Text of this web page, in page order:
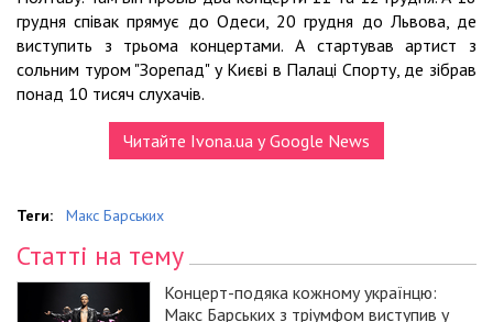
грудня співак прямує до Одеси, 20 грудня до Львова, де
виступить з трьома концертами. А стартував артист з
сольним туром "Зорепад" у Києві в Палаці Спорту, де зібрав
понад 10 тисяч слухачів.
Читайте Ivona.ua у Google News
Теги: Макс Барських
Статті на тему
Концерт-подяка кожному українцю:
Макс Барських з тріумфом виступив у